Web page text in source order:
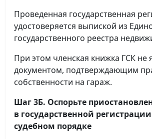
Проведенная государственная
удостоверяется выпиской из
государственного реестра
При этом членская книжка ГСК не
документом, подтверждающим
собственности на гараж.
Шаг 3Б. Оспорьте
в государственной
судебном порядке